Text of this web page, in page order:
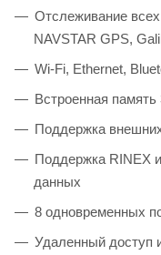
Отслеживание
NAVSTAR GPS,
Wi-Fi, Ethernet,
Встроенная память
Поддержка
Поддержка RINEX
данных
8 одновременных
Удаленный доступ